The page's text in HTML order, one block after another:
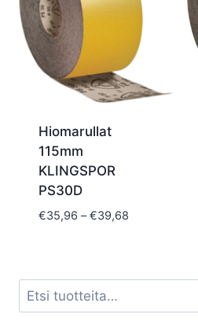
Hiomarullat
115mm
KLINGSPOR
PS30D
€35,96 – €39,68Hintaluokka:
Etsi: